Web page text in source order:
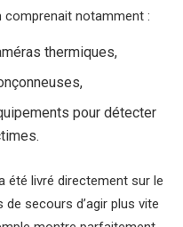
comprenait notamment :
thermiques,
pour détecter
été livré directement sur le
secours d’agir plus vite